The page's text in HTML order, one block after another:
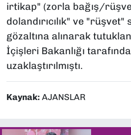
irtikap" (zorla bağış/
dolandırıcılık" ve "rüşvet"
gözaltına alınarak
İçişleri Bakanlığı
uzaklaştırılmıştı.
Kaynak: AJANSLAR